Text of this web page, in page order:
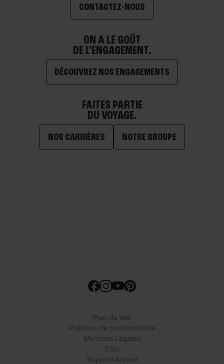
CONTACTEZ-NOUS
ON A LE GOÛT
DE L’ENGAGEMENT.
DÉCOUVREZ NOS ENGAGEMENTS
FAITES PARTIE
DU VOYAGE.
NOS CARRIÈRES NOTRE GROUPE
Plan du site
Politique de confidentialité
Mentions Légales
CGU
Rapport Annuel